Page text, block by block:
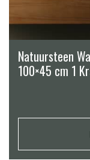
Natuursteen
100×45 cm 1